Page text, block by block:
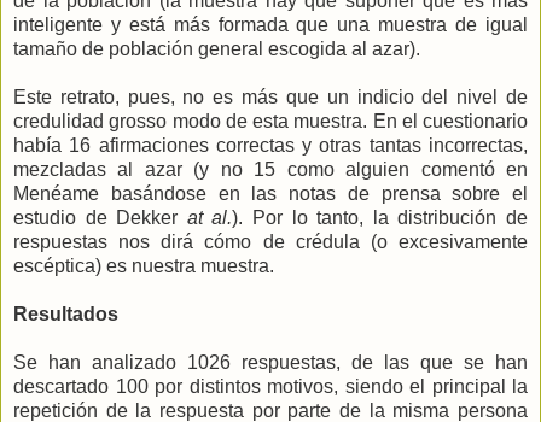
inteligente y está más formada que una muestra de igual
tamaño de población general escogida al azar).
Este retrato, pues, no es más que un indicio del nivel de
credulidad grosso modo de esta muestra. En el cuestionario
había 16 afirmaciones correctas y otras tantas incorrectas,
mezcladas al azar (y no 15 como alguien comentó en
Menéame basándose en las notas de prensa sobre el
estudio de Dekker at al.). Por lo tanto, la distribución de
respuestas nos dirá cómo de crédula (o excesivamente
escéptica) es nuestra muestra.
Resultados
Se han analizado 1026 respuestas, de las que se han
descartado 100 por distintos motivos, siendo el principal la
repetición de la respuesta por parte de la misma persona